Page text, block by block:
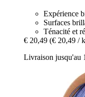
Expérience
Surfaces
Ténacité et
€ 20,49 (€ 20,49 /
Livraison jusqu'au